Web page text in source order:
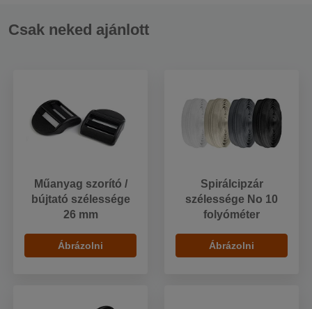
Csak neked ajánlott
Műanyag szorító /
bújtató szélessége
26 mm
Ábrázolni
Spirálcipzár
szélessége No 10
folyóméter
Ábrázolni